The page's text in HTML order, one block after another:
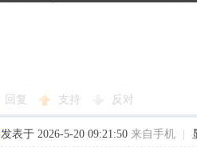
回复 支持 反对
发表于 2026-5-20 09:21:50 来自手机